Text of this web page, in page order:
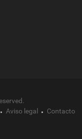
Aviso legal Contacto